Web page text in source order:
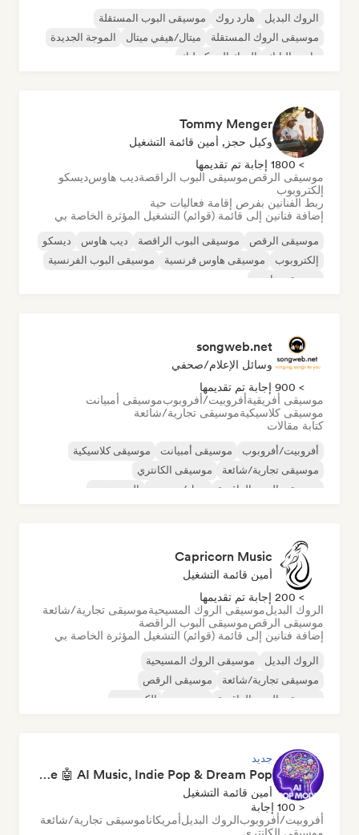
الروك البديل هارد روك
موسيقى البوب المستقلة
موسيقى الروك المستقلة
ميتال/هيفي ميتال
الموجة الجديدة
ما بعد البانك
الروك السيكديليك
Tommy Menger
وكيل حجز, أمين قائمة التشغيل
> 1800 إجابة تم تقديمها
موسيقى الرقصموسيقى البوب الراقصةديب هاوسديسكو
إلكتروبوب
ربط الفنانين بفرص إقامة فعاليات حية
إضافة فنانين إلى قائمة (قوائم) التشغيل المؤثرة الخاصة بي
موسيقى الرقص موسيقى البوب الراقصة ديب هاوس
ديسكو
إلكتروبوب
موسيقى هاوس فرنسية
موسيقى البوب الفرنسية
موسيقى هاوس
songweb.net
وسائل الإعلام/صحفي
> 900 إجابة تم تقديمها
موسيقى أفريقيةأفروبيت/أفروبوبموسيقى أمبيانت
موسيقى كلاسيكيةموسيقى تجارية/شائعة
كتابة مقالات
أفروبيت/أفروبوب موسيقى أمبيانت
موسيقى كلاسيكية
موسيقى تجارية/شائعة
موسيقى الكانتري
موسيقى البوب الراقصة
دريل/جيرسي الهيب هوب
Capricorn Music
أمين قائمة التشغيل
> 200 إجابة تم تقديمها
الروك البديلموسيقى الروك المسيحيةموسيقى تجارية/شائعة
موسيقى الرقصموسيقى البوب الراقصة
إضافة فنانين إلى قائمة (قوائم) التشغيل المؤثرة الخاصة بي
الروك البديل
موسيقى الروك المسيحية
موسيقى تجارية/شائعة
موسيقى الرقص
موسيقى البوب الراقصة
إلكتروبوب
جديد
Pop Machine Mode 🤖 AI Music, Indie Pop & Dream Pop
أمين قائمة التشغيل
< 100 إجابة
أفروبيت/أفروبوبالروك البديلأمريكاناموسيقى تجارية/شائعة